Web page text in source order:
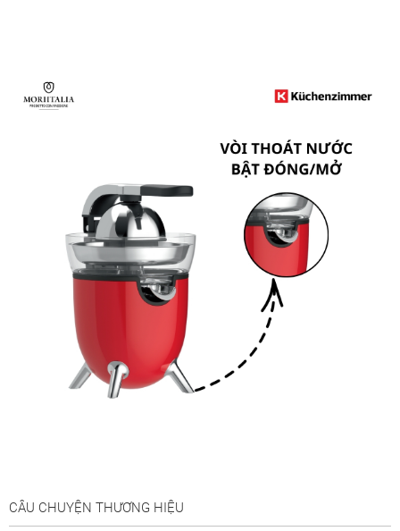
CÂU CHUYỆN THƯƠNG HIỆU